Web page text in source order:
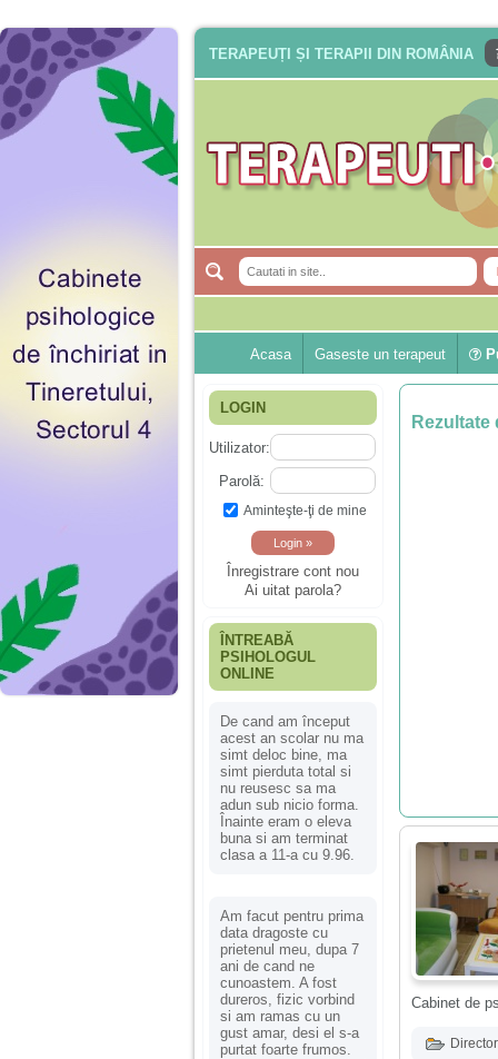
TERAPEUȚI ȘI TERAPII DIN ROMÂNIA
Acasa Gaseste un terapeut
LOGIN
Utilizator:
Parolă:
Aminteşte-ţi de mine
Înregistrare cont nou
Ai uitat parola?
ÎNTREABĂ
PSIHOLOGUL
ONLINE
De cand am început
acest an scolar nu ma
simt deloc bine, ma
simt pierduta total si
nu reusesc sa ma
adun sub nicio forma.
Înainte eram o eleva
buna si am terminat
clasa a 11-a cu 9.96.
Am facut pentru prima
data dragoste cu
prietenul meu, dupa 7
ani de cand ne
cunoastem. A fost
dureros, fizic vorbind
si am ramas cu un
gust amar, desi el s-a
purtat foarte frumos.
Rezultate
Cabinet de